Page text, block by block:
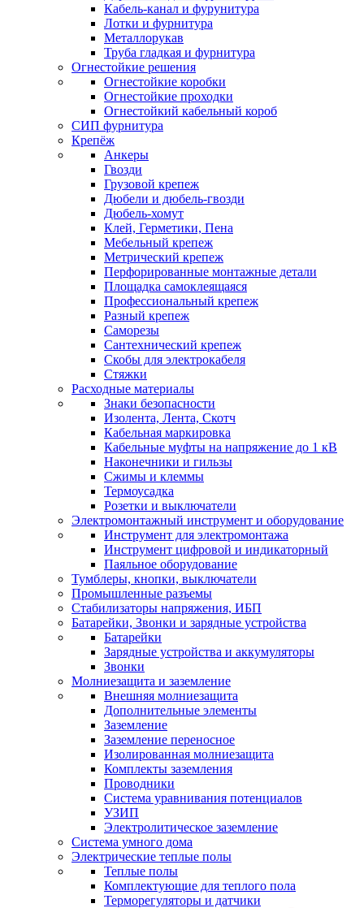
Кабель-канал и фурунитура
Лотки и фурнитура
Металлорукав
Труба гладкая и фурнитура
Огнестойкие решения
Огнестойкие коробки
Огнестойкие проходки
Огнестойкий кабельный короб
СИП фурнитура
Крепёж
Анкеры
Гвозди
Грузовой крепеж
Дюбели и дюбель-гвозди
Дюбель-хомут
Клей, Герметики, Пена
Мебельный крепеж
Метрический крепеж
Перфорированные монтажные детали
Площадка самоклеящаяся
Профессиональный крепеж
Разный крепеж
Саморезы
Сантехнический крепеж
Скобы для электрокабеля
Стяжки
Расходные материалы
Знаки безопасности
Изолента, Лента, Скотч
Кабельная маркировка
Кабельные муфты на напряжение до 1 кВ
Наконечники и гильзы
Сжимы и клеммы
Термоусадка
Розетки и выключатели
Электромонтажный инструмент и оборудование
Инструмент для электромонтажа
Инструмент цифровой и индикаторный
Паяльное оборудование
Тумблеры, кнопки, выключатели
Промышленные разъемы
Стабилизаторы напряжения, ИБП
Батарейки, Звонки и зарядные устройства
Батарейки
Зарядные устройства и аккумуляторы
Звонки
Молниезащита и заземление
Внешняя молниезащита
Дополнительные элементы
Заземление
Заземление переносное
Изолированная молниезащита
Комплекты заземления
Проводники
Система уравнивания потенциалов
УЗИП
Электролитическое заземление
Система умного дома
Электрические теплые полы
Теплые полы
Комплектующие для теплого пола
Терморегуляторы и датчики